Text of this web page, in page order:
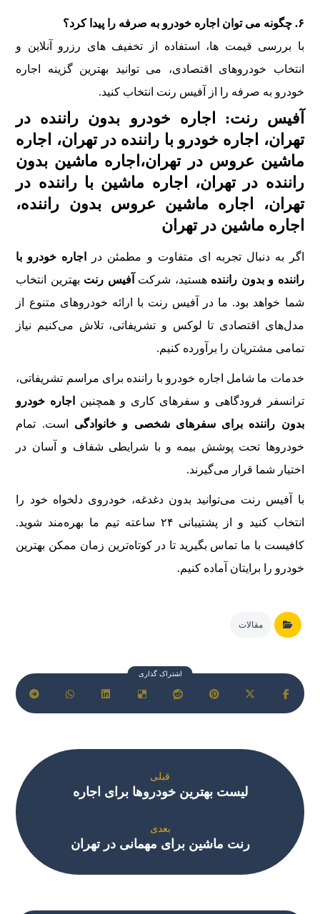
۶. چگونه می توان اجاره خودرو به صرفه را پیدا کرد؟
با بررسی قیمت ها، استفاده از تخفیف های رزرو آنلاین و
انتخاب خودروهای اقتصادی، می توانید بهترین گزینه اجاره
خودرو به صرفه را از آفیس رنت انتخاب کنید.
آفیس رنت: اجاره خودرو بدون راننده در
تهران، اجاره خودرو با راننده در تهران، اجاره
ماشین عروس در تهران،اجاره ماشین بدون
راننده در تهران، اجاره ماشین با راننده در
تهران، اجاره ماشین عروس بدون راننده،
اجاره ماشین در تهران
اگر به دنبال تجربه‌ ای متفاوت و مطمئن در
اجاره خودرو با
راننده و بدون راننده هستید، شرکت آفیس رنت بهترین انتخاب
شما خواهد بود. ما در آفیس رنت با ارائه خودروهای متنوع از
مدل‌های اقتصادی تا لوکس و تشریفاتی، تلاش می‌کنیم نیاز
تمامی مشتریان را برآورده کنیم.
خدمات ما شامل اجاره خودرو با راننده برای مراسم تشریفاتی،
ترانسفر فرودگاهی و سفرهای کاری و همچنین
اجاره خودرو
بدون راننده برای سفرهای شخصی و خانوادگی است. تمام
خودروها تحت پوشش بیمه و با شرایطی شفاف و آسان در
اختیار شما قرار می‌گیرند.
با آفیس رنت می‌توانید بدون دغدغه، خودروی دلخواه خود را
انتخاب کنید و از پشتیبانی ۲۴ ساعته تیم ما بهره‌مند شوید.
کافیست با ما تماس بگیرید تا در کوتاه‌ترین زمان ممکن بهترین
خودرو را برایتان آماده کنیم.
مقالات
قبلی
لیست بهترین خودروها برای اجاره
بعدی
رنت ماشین برای مهمانی در تهران